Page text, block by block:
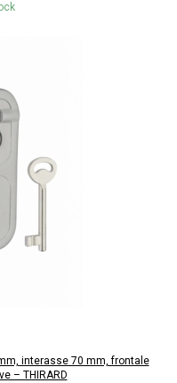
interasse 70 mm, frontale
– THIRARD